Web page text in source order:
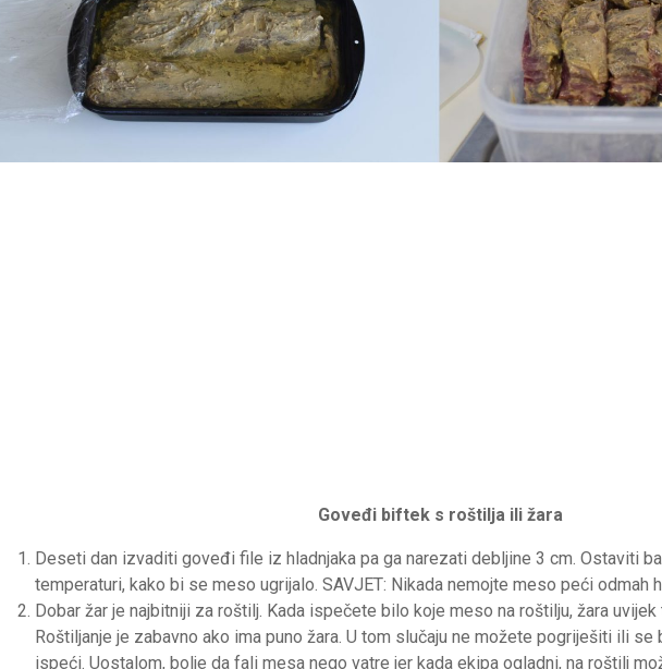
Goveđi biftek s roštilja ili žara
Deseti dan izvaditi goveđi file iz hladnjaka pa ga narezati debljine 3 cm. Ostaviti
temperaturi, kako bi se meso ugrijalo. SAVJET: Nikada nemojte meso peći odmah
Dobar žar je najbitniji za roštilj. Kada ispečete bilo koje meso na roštilju, žara uvijek
Roštiljanje je zabavno ako ima puno žara. U tom slučaju ne možete pogriješiti ili
ispeći. Uostalom, bolje da fali mesa nego vatre jer kada ekipa ogladni, na roštilj